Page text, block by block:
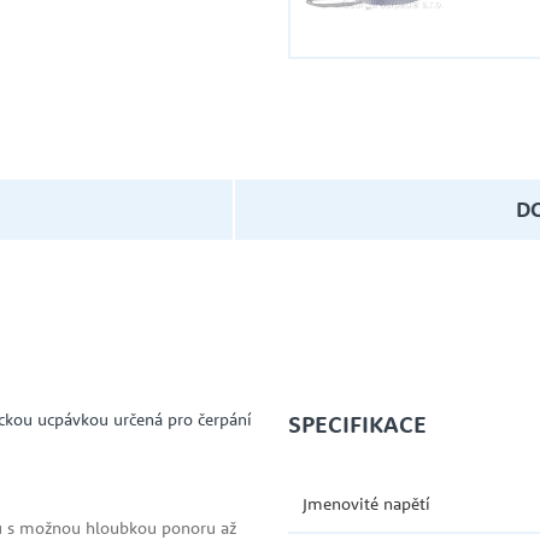
ucpávkou určená pro čerpání
s možnou hloubkou ponoru až
SPECIFIKACE
Jmenovité napětí